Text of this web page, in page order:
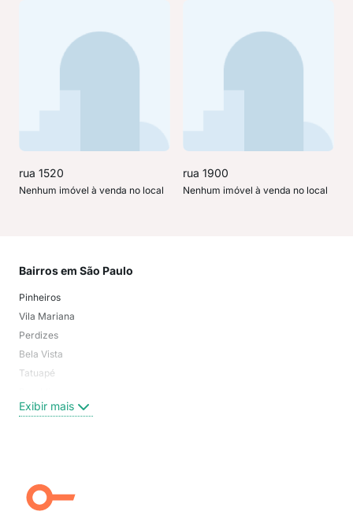
rua 1520
Nenhum imóvel à venda no local
rua 1900
Nenhum imóvel à venda no local
Bairros em São Paulo
Pinheiros
Vila Mariana
Perdizes
Bela Vista
Tatuapé
Centro
Campo Belo
Ipiranga
Exibir mais